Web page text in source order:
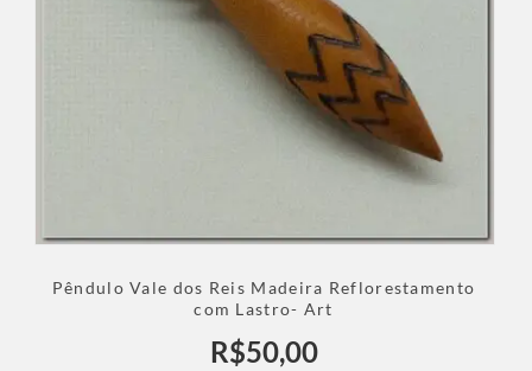
Pêndulo Vale dos Reis Madeira Reflorestamento
com Lastro- Art
R$50,00